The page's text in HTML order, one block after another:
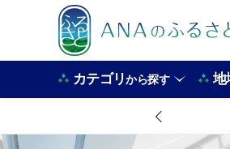
カテゴリから探す 地